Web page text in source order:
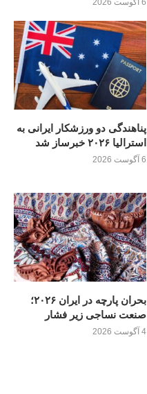
6 آگوست 2026
پناهندگی دو ورزشکار ایرانی به
استرالیا ۲۰۲۶ خبرساز شد
6 آگوست 2026
بحران پارچه در ایران ۲۰۲۶؛
صنعت نساجی زیر فشار
4 آگوست 2026